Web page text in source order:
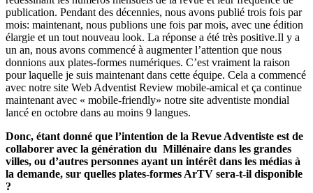
publication. Pendant des décennies, nous avons publié trois fois par
mois: maintenant, nous publions une fois par mois, avec une édition
élargie et un tout nouveau look. La réponse a été très positive.Il y a
un an, nous avons commencé à augmenter l’attention que nous
donnions aux plates-formes numériques. C’est vraiment la raison
pour laquelle je suis maintenant dans cette équipe. Cela a commencé
avec notre site Web Adventist Review mobile-amical et ça continue
maintenant avec « mobile-friendly» notre site adventiste mondial
lancé en octobre dans au moins 9 langues.
Donc, étant donné que l’intention de la Revue Adventiste est de
collaborer avec la génération du Millénaire dans les grandes
villes, ou d’autres personnes ayant un intérêt dans les médias à
la demande, sur quelles plates-formes ArTV sera-t-il disponible
?